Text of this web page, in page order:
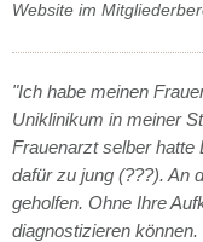
Website im
"Ich habe meinen
Uniklinikum in meiner
Frauenarzt selber
dafür zu jung (???). An
geholfen. Ohne Ihre
diagnostizieren